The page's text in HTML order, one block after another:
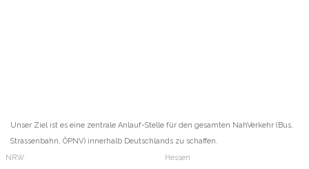
Unser Ziel ist es eine zentrale Anlauf-Stelle für den gesamten NahVerkehr (Bus,
Strassenbahn, ÖPNV) innerhalb Deutschlands zu schaffen.
NRW
Hessen